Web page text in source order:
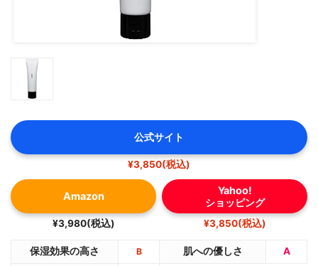
公式サイト
¥3,850(税込)
Amazon
¥3,980(税込)
Yahoo!
ショッピング
¥3,850(税込)
保湿効果の高さ B 肌への優しさ A